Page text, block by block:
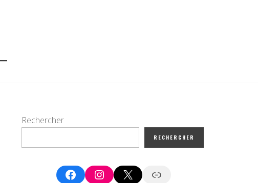
Rechercher
RECHERCHER
FacebookInstagram
X Google News